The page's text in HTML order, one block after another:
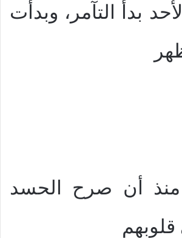
بدأ التآمر، وبدأت
أن صرح الحسد
قلوبهم